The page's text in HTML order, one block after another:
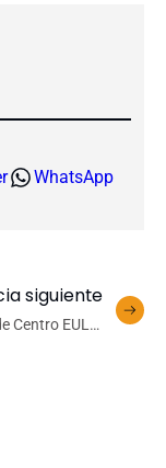
WhatsApp
siguiente
Centro EULA,